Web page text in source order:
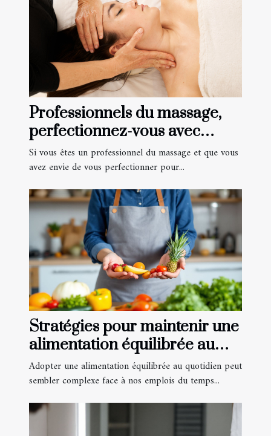
Professionnels du massage,
perfectionnez-vous avec
RFormation à Lausanne !
Si vous êtes un professionnel du massage et que vous
avez envie de vous perfectionner pour...
Stratégies pour maintenir une
alimentation équilibrée au
quotidien
Adopter une alimentation équilibrée au quotidien peut
sembler complexe face à nos emplois du temps...